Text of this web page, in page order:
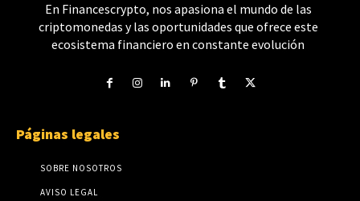
En Financescrypto, nos apasiona el mundo de las
criptomonedas y las oportunidades que ofrece este
ecosistema financiero en constante evolución
Páginas legales
SOBRE NOSOTROS
AVISO LEGAL